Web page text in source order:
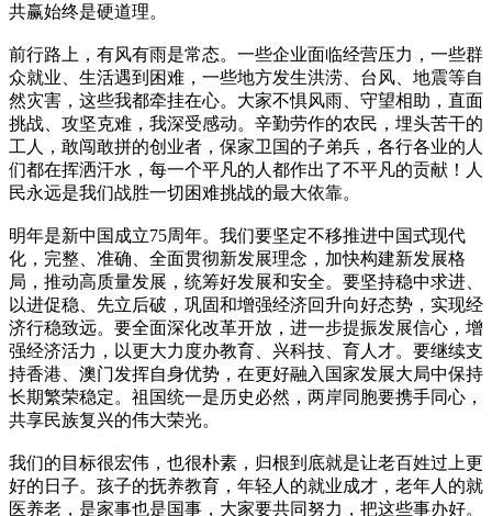
共赢始终是硬道理。
前行路上，有风有雨是常态。一些企业面临经营压力，一些群
众就业、生活遇到困难，一些地方发生洪涝、台风、地震等自
然灾害，这些我都牵挂在心。大家不惧风雨、守望相助，直面
挑战、攻坚克难，我深受感动。辛勤劳作的农民，埋头苦干的
工人，敢闯敢拼的创业者，保家卫国的子弟兵，各行各业的人
们都在挥洒汗水，每一个平凡的人都作出了不平凡的贡献！人
民永远是我们战胜一切困难挑战的最大依靠。
明年是新中国成立75周年。我们要坚定不移推进中国式现代
化，完整、准确、全面贯彻新发展理念，加快构建新发展格
局，推动高质量发展，统筹好发展和安全。要坚持稳中求进、
以进促稳、先立后破，巩固和增强经济回升向好态势，实现经
济行稳致远。要全面深化改革开放，进一步提振发展信心，增
强经济活力，以更大力度办教育、兴科技、育人才。要继续支
持香港、澳门发挥自身优势，在更好融入国家发展大局中保持
长期繁荣稳定。祖国统一是历史必然，两岸同胞要携手同心，
共享民族复兴的伟大荣光。
我们的目标很宏伟，也很朴素，归根到底就是让老百姓过上更
好的日子。孩子的抚养教育，年轻人的就业成才，老年人的就
医养老，是家事也是国事，大家要共同努力，把这些事办好。